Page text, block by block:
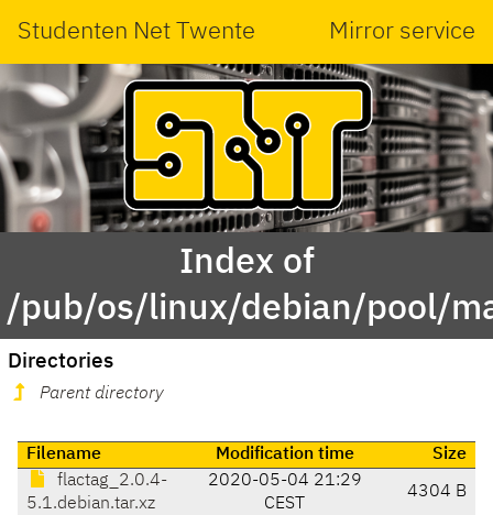
Studenten Net Twente Mirror service
Index of
/pub/os/linux/debian/pool/
Directories
Parent directory
Filename Modification time
Size
flactag_2.0.4-
5.1.debian.tar.xz
2020-05-04 21:29
CEST
4304 B